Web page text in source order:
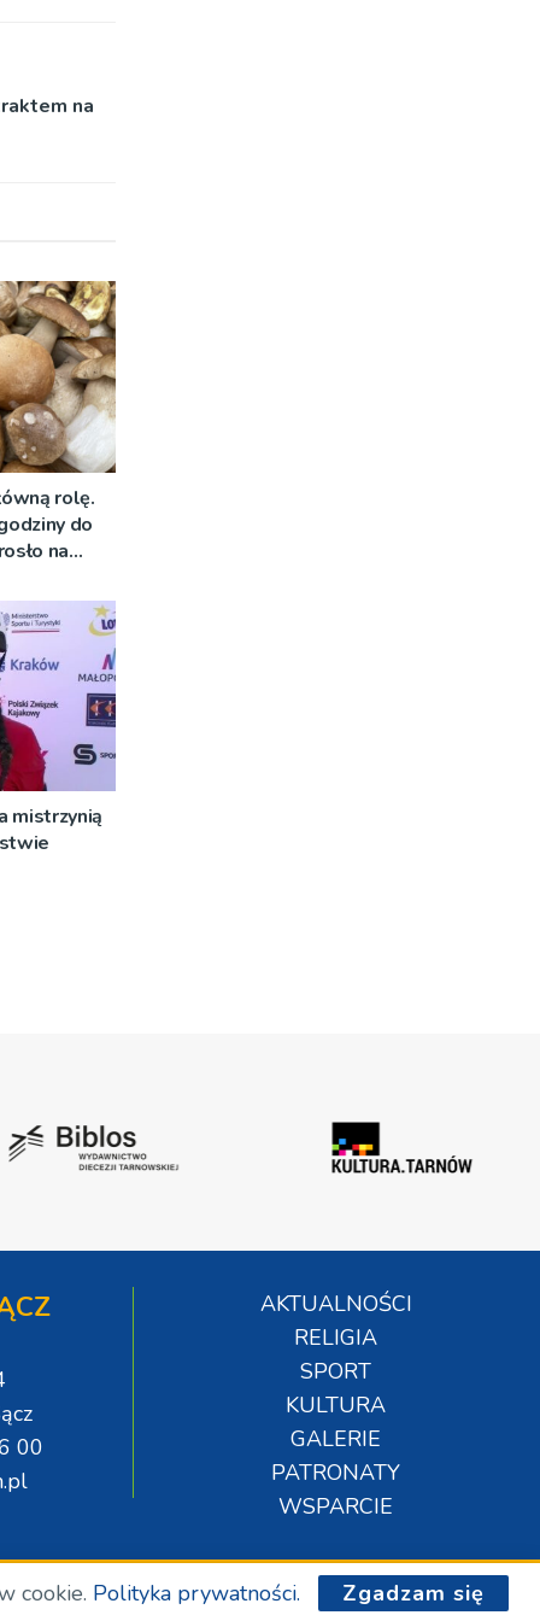
na
rolę.
do
na
mistrzynią
00
AKTUALNOŚCI
RELIGIA
SPORT
KULTURA
GALERIE
PATRONATY
WSPARCIE
cookie. Polityka prywatności. Zgadzam się